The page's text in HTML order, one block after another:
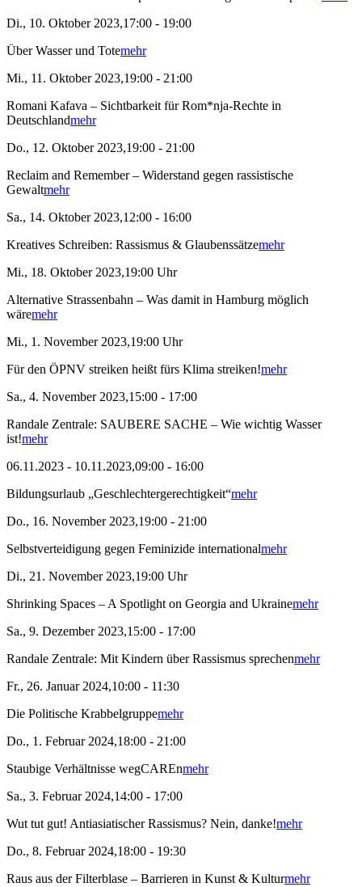
Di., 10. Oktober 2023,17:00 - 19:00
Über Wasser und Totemehr
Mi., 11. Oktober 2023,19:00 - 21:00
Romani Kafava – Sichtbarkeit für Rom*nja-Rechte in
Deutschlandmehr
Do., 12. Oktober 2023,19:00 - 21:00
Reclaim and Remember – Widerstand gegen rassistische
Gewaltmehr
Sa., 14. Oktober 2023,12:00 - 16:00
Kreatives Schreiben: Rassismus & Glaubenssätzemehr
Mi., 18. Oktober 2023,19:00 Uhr
Alternative Strassenbahn – Was damit in Hamburg möglich
wäremehr
Mi., 1. November 2023,19:00 Uhr
Für den ÖPNV streiken heißt fürs Klima streiken!mehr
Sa., 4. November 2023,15:00 - 17:00
Randale Zentrale: SAUBERE SACHE – Wie wichtig Wasser
ist!mehr
06.11.2023 - 10.11.2023,09:00 - 16:00
Bildungsurlaub „Geschlechtergerechtigkeit“mehr
Do., 16. November 2023,19:00 - 21:00
Selbstverteidigung gegen Feminizide internationalmehr
Di., 21. November 2023,19:00 Uhr
Shrinking Spaces – A Spotlight on Georgia and Ukrainemehr
Sa., 9. Dezember 2023,15:00 - 17:00
Randale Zentrale: Mit Kindern über Rassismus sprechenmehr
Fr., 26. Januar 2024,10:00 - 11:30
Die Politische Krabbelgruppemehr
Do., 1. Februar 2024,18:00 - 21:00
Staubige Verhältnisse wegCAREnmehr
Sa., 3. Februar 2024,14:00 - 17:00
Wut tut gut! Antiasiatischer Rassismus? Nein, danke!mehr
Do., 8. Februar 2024,18:00 - 19:30
Raus aus der Filterblase – Barrieren in Kunst & Kulturmehr